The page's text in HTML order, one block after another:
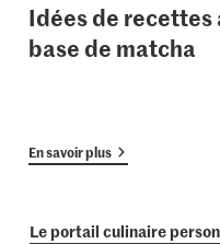
Idées de recettes
base de matcha
En savoir plus
Le portail culinaire